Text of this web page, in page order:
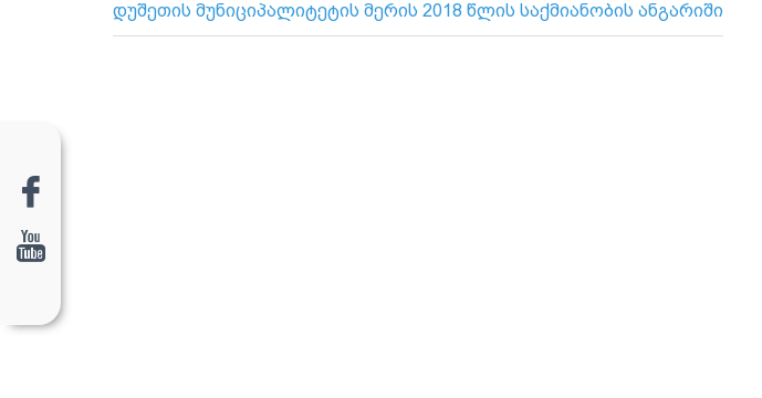
დუშეთის მუნიციპალიტეტის მერის 2018 წლის საქმიანობის ანგარიში